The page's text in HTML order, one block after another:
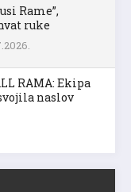
Rame”,
ruke
RAMA: Ekipa
naslov